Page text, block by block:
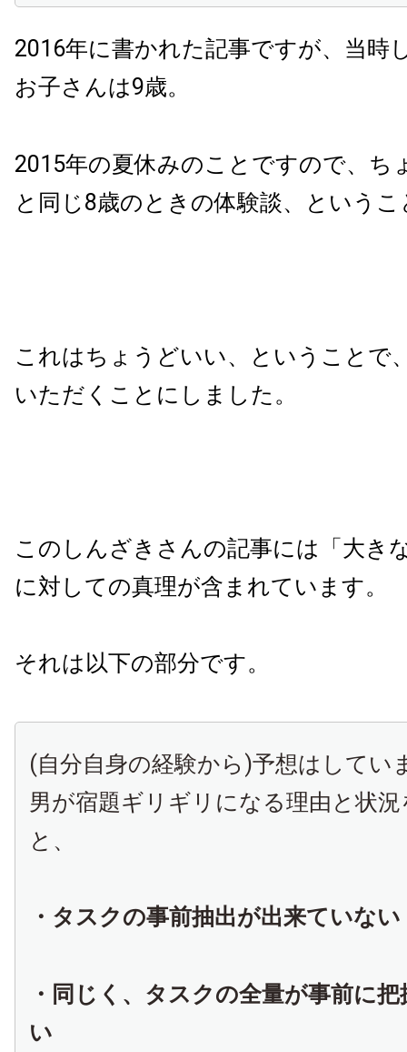
2016年に書かれた記事ですが、当時
お子さんは9歳。
2015年の夏休みのことですので、ち
と同じ8歳のときの体験談、という
これはちょうどいい、ということで
いただくことにしました。
このしんざきさんの記事には「大き
に対しての真理が含まれています。
それは以下の部分です。
(自分自身の経験から)予想はしてい
男が宿題ギリギリになる理由と状
と、
・タスクの事前抽出が出来ていない
・同じく、タスクの全量が事前に
い